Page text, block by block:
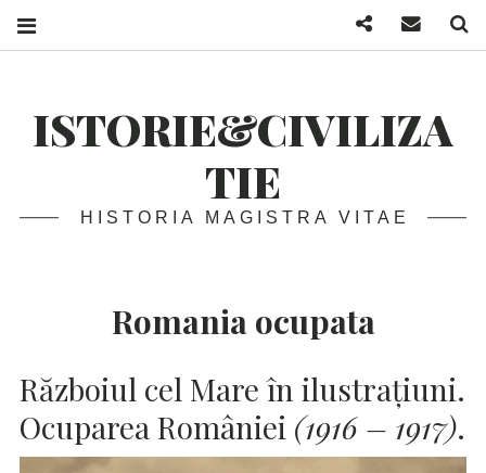
ISTORIE&CIVILIZA
TIE
HISTORIA MAGISTRA VITAE
Romania ocupata
Războiul cel Mare în ilustrațiuni.
Ocuparea României (1916 – 1917).
FacebookMail